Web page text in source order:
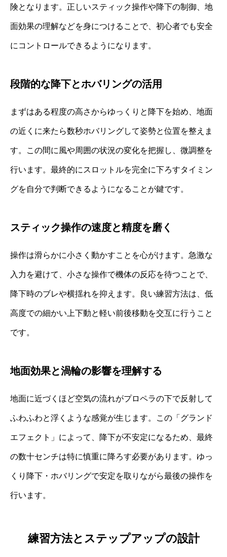
険となります。正しいスティック操作や降下の制御、地
面効果の理解などを身につけることで、初心者でも安全
にコントロールできるようになります。
段階的な降下とホバリングの活用
まずはある程度の高さからゆっくりと降下を始め、地面
の近くに来たら数秒ホバリングして姿勢と位置を整えま
す。この間に風や周囲の状況の変化を把握し、微調整を
行います。最終的にスロットルを完全に下ろすタイミン
グを自分で判断できるようになることが鍵です。
スティック操作の速度と精度を磨く
操作は滑らかに小さく動かすことを心がけます。急激な
入力を避けて、小さな操作で機体の反応を待つことで、
降下時のブレや横揺れを抑えます。良い練習方法は、低
高度での細かい上下動と軽い前後移動を交互に行うこと
です。
地面効果と渦輪の影響を理解する
地面に近づくほど空気の流れがプロペラの下で反射して
ふわふわと浮くような感覚が生じます。この「グランド
エフェクト」によって、降下が不安定になるため、最終
の数十センチは特に慎重に降ろす必要があります。ゆっ
くり降下・ホバリングで安定を取りながら最後の操作を
行います。
練習方法とステップアップの設計